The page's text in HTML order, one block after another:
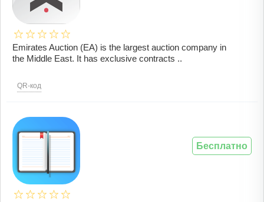
Emirates Auction (EA) is the largest auction company in
the Middle East. It has exclusive contracts ..
QR-код
Бесплатно